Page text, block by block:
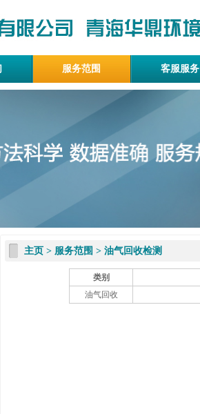
服务范围 客服服务
主页 > 服务范围 > 油气回收检测
类别
油气回收